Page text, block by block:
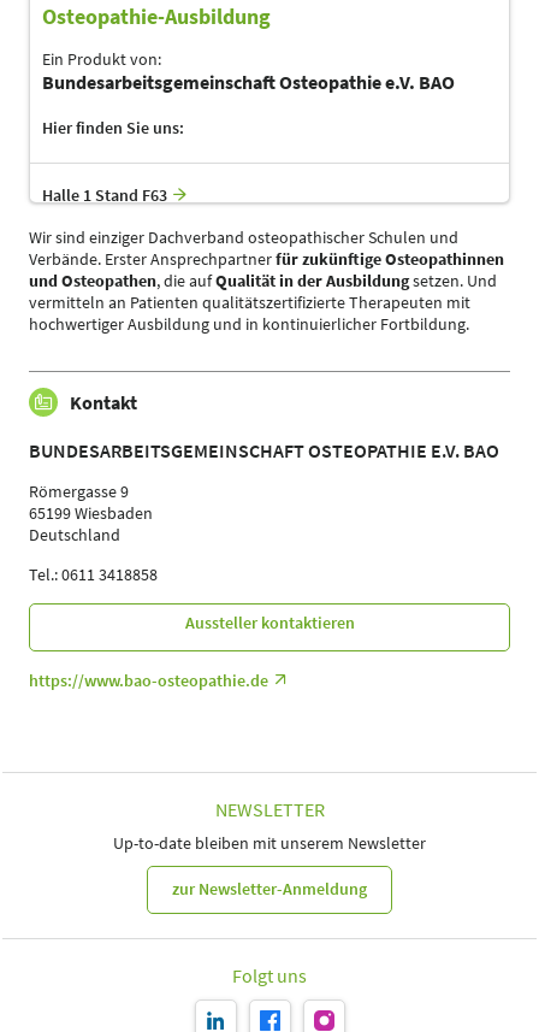
Osteopathie-Ausbildung
Ein Produkt von:
Bundesarbeitsgemeinschaft Osteopathie e.V. BAO
Hier finden Sie uns:
Halle 1 Stand F63
Wir sind einziger Dachverband osteopathischer Schulen und
Verbände. Erster Ansprechpartnerfür zukünftige Osteopathinnen
und Osteopathen, die aufQualität in der Ausbildungsetzen. Und
vermitteln an Patienten qualitätszertifizierte Therapeuten mit
hochwertiger Ausbildung und in kontinuierlicher Fortbildung.
Kontakt
BUNDESARBEITSGEMEINSCHAFT OSTEOPATHIE E.V. BAO
Römergasse 9
65199 Wiesbaden
Deutschland
Tel.: 0611 3418858
Aussteller kontaktieren
https://www.bao-osteopathie.de
NEWSLETTER
Up-to-date bleiben mit unserem Newsletter
zur Newsletter-Anmeldung
Folgt uns